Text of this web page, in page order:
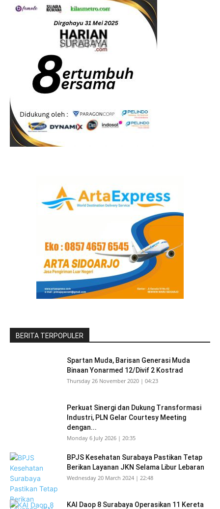
BERITA TERPOPULER
Spartan Muda, Barisan Generasi Muda
Binaan Yonarmed 12/Divif 2 Kostrad
Thursday 26 November 2020 | 04:23
Perkuat Sinergi dan Dukung Transformasi
Industri, PLN Gelar Courtesy Meeting
dengan...
Monday 6 July 2026 | 20:35
BPJS Kesehatan Surabaya Pastikan Tetap
Berikan Layanan JKN Selama Libur Lebaran
Wednesday 20 March 2024 | 22:48
KAI Daop 8 Surabaya Operasikan 11 Kereta